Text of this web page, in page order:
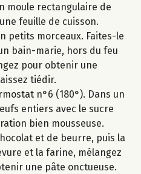
moule rectangulaire de
feuille de cuisson.
petits morceaux. Faites-le
bain-marie, hors du feu
pour obtenir une
tiédir.
n°6 (180°). Dans un
entiers avec le sucre
bien mousseuse.
et de beurre, puis la
et la farine, mélangez
une pâte onctueuse.